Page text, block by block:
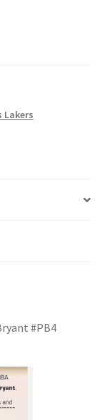
Lakers
#PB4